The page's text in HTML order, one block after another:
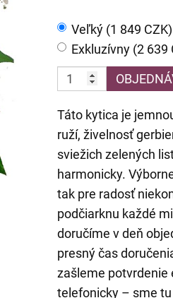
Veľký (1 849 CZK)
Exkluzívny (2 639
Táto kytica je
ruží, živelnosť
sviežich zelených
harmonicky.
tak pre radosť
podčiarknu každé
doručíme v deň
presný čas
zašleme potvrdenie
telefonicky – sme